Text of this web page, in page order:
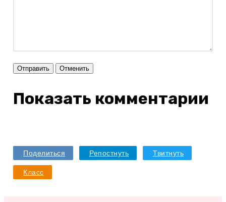
Отправить Отменить
Показать комментарии
Поделиться Репостнуть Твитнуть
Класс